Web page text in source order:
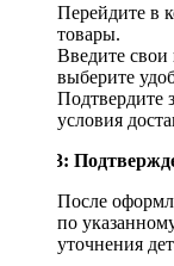
Перейдите в
товары.
Введите свои
выберите
Подтвердите
условия
Шаг 3:
После
по
уточнения